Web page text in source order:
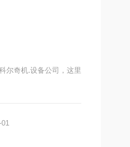
尔奇机.设备公司，这里
单，操作更简单，功能